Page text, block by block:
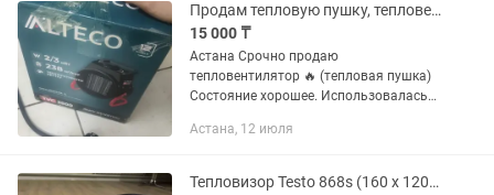
Продам тепловую пушку, тепловентилятор
15 000 ₸
Астана Срочно продаю
тепловентилятор 🔥 (тепловая пушка)
Состояние хорошее. Использовалась
бизнеса. Компактная и удобная. 💰
Астана, 12 июля
Тепловизор Testo 868s (160 x 120 пикселей, приложение)